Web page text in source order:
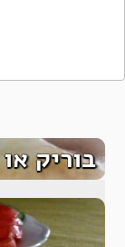
בוריק